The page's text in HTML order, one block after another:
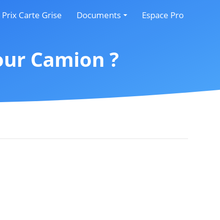
Prix Carte Grise Documents
Documents CERFA
Espace Pro
Camion ?